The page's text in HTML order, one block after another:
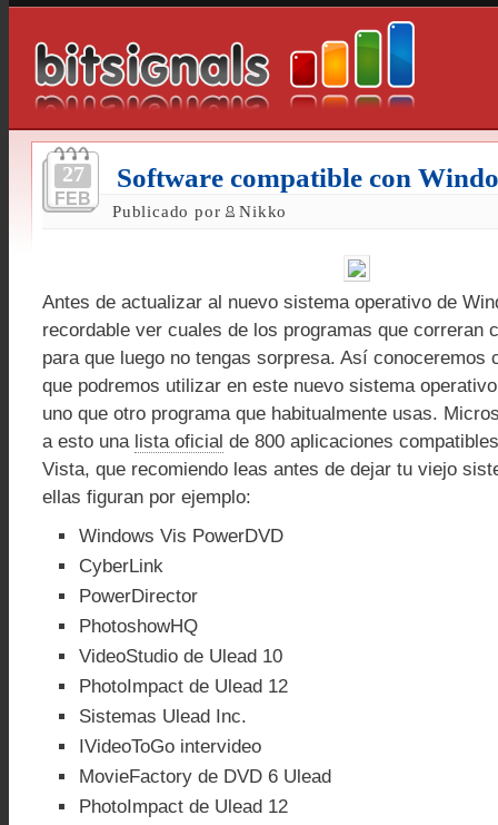
27
FEB
Software compatible con
Publicado por Nikko
Antes de actualizar al nuevo sistema operativo de
recordable ver cuales de los programas que correran
para que luego no tengas sorpresa. Así conoceremos
que podremos utilizar en este nuevo sistema
uno que otro programa que habitualmente usas.
a esto una lista oficial de 800 aplicaciones
Vista, que recomiendo leas antes de dejar tu viejo
ellas figuran por ejemplo:
Windows Vis PowerDVD
CyberLink
PowerDirector
PhotoshowHQ
VideoStudio de Ulead 10
PhotoImpact de Ulead 12
Sistemas Ulead Inc.
IVideoToGo intervideo
MovieFactory de DVD 6 Ulead
PhotoImpact de Ulead 12